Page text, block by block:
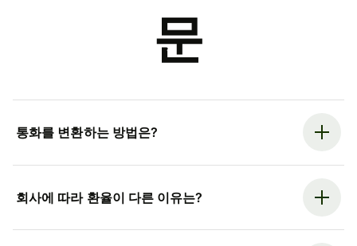
문
통화를 변환하는 방법은?
회사에 따라 환율이 다른 이유는?